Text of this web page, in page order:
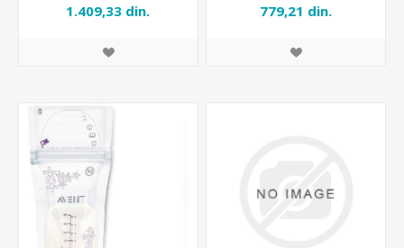
1.409,33 din. 779,21 din.